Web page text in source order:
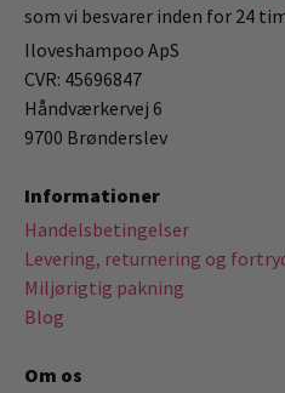
som vi besvarer inden for 24
Iloveshampoo ApS
CVR: 45696847
Håndværkervej 6
9700 Brønderslev
Informationer
Handelsbetingelser
Levering, returnering og
Miljørigtig pakning
Blog
Om os